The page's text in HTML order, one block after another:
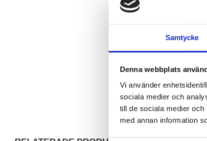
Samtycke
Denna webbplats
Vi använder
sociala medier och
till de sociala medier
med annan information